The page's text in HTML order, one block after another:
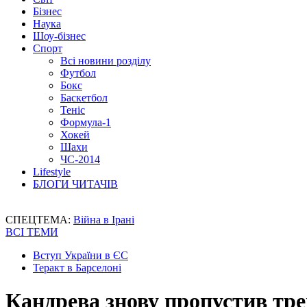
Бізнес
Наука
Шоу-бізнес
Спорт
Всі новини розділу
Футбол
Бокс
Баскетбол
Теніс
Формула-1
Хокей
Шахи
ЧС-2014
Lifestyle
БЛОГИ ЧИТАЧІВ
СПЕЦТЕМА: Війна в Ірані
ВСІ ТЕМИ
Вступ України в ЄС
Теракт в Барселоні
Кандрева знову пропустив